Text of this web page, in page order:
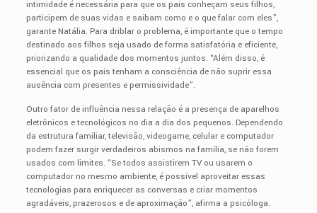
intimidade é necessária para que os pais conheçam seus filhos,
participem de suas vidas e saibam como e o que falar com eles”,
garante Natália. Para driblar o problema, é importante que o tempo
destinado aos filhos seja usado de forma satisfatória e eficiente,
priorizando a qualidade dos momentos juntos. “Além disso, é
essencial que os pais tenham a consciência de não suprir essa
ausência com presentes e permissividade”.
Outro fator de influência nessa relação é a presença de aparelhos
eletrônicos e tecnológicos no dia a dia dos pequenos. Dependendo
da estrutura familiar, televisão, videogame, celular e computador
podem fazer surgir verdadeiros abismos na família, se não forem
usados com limites. “Se todos assistirem TV ou usarem o
computador no mesmo ambiente, é possível aproveitar essas
tecnologias para enriquecer as conversas e criar momentos
agradáveis, prazerosos e de aproximação”, afirma a psicóloga.